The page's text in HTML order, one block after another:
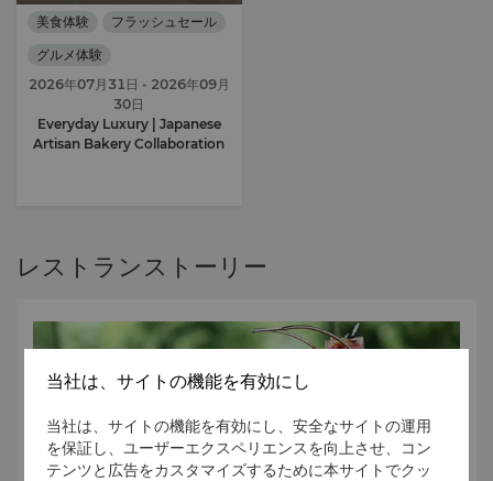
美食体験
フラッシュセール
グルメ体験
2026年07月31日 - 2026年09月
30日
Everyday Luxury | Japanese
Artisan Bakery Collaboration
レストランストーリー
当社は、サイトの機能を有効にし
当社は、サイトの機能を有効にし、安全なサイトの運用
を保証し、ユーザーエクスペリエンスを向上させ、コン
テンツと広告をカスタマイズするために本サイトでクッ